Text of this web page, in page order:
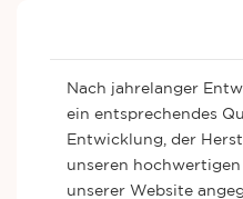
Nach jahrelanger
ein entsprechendes
Entwicklung, der
unseren
unserer Website